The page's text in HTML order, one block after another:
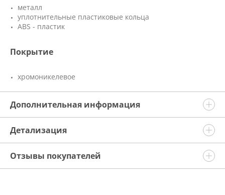
металл
уплотнительные пластиковые кольца
ABS - пластик
Покрытие
хромоникелевое
Дополнительная информация
Детализация
Отзывы покупателей